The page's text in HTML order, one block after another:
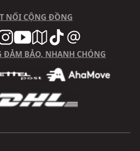
NỐI CỘNG ĐỒNG
ĐẢM BẢO, NHANH CHÓNG